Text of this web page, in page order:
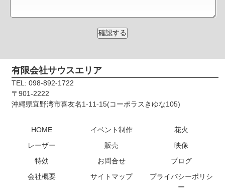
有限会社サウスエリア
TEL: 098-892-1722
〒901-2222
沖縄県宜野湾市喜友名1-11-15(コーポラスきゆな105)
HOME イベント制作
花火
レーザー
販売
映像
特効
お問合せ
ブログ
会社概要
サイトマップ
プライバシーポリシ
ー